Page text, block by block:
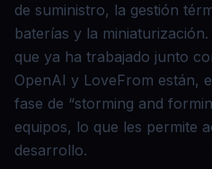
de suministro, la gestión
baterías y la
que ya ha trabajado junto
OpenAI y LoveFrom están,
fase de “storming and
equipos, lo que les permite
desarrollo.